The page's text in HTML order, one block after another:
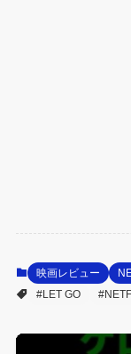
映画レビュー
#LET GO